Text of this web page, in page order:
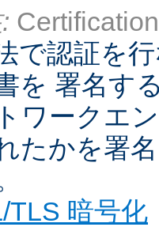
で認証を
を 署名す
ワークエ
たかを署
TLS 暗号化